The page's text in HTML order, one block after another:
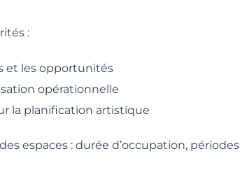
:
et les opportunités
opérationnelle
la planification artistique
espaces : durée d’occupation, périodes